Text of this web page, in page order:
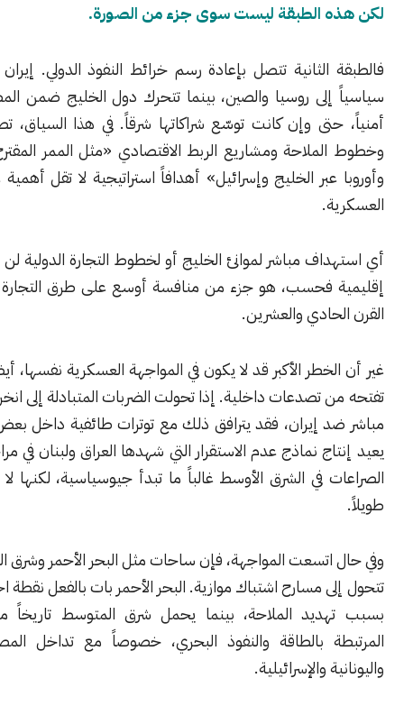
الطبقة ليست سوى جزء من الصورة.
الثانية تتصل بإعادة رسم خرائط النفوذ الدولي. إيران تقف أقرب
روسيا والصين، بينما تتحرك دول الخليج ضمن المظلة الغربية
وإن كانت توسّع شراكاتها شرقاً. في هذا السياق، تصبح الموانئ
ومشاريع الربط الاقتصادي «مثل الممر المقترح بين الهند
عبر الخليج وإسرائيل» أهدافاً استراتيجية لا تقل أهمية عن القواعد
مباشر لموانئ الخليج أو لخطوط التجارة الدولية لن يُقرأ كرسالة
فحسب، هو جزء من منافسة أوسع على طرق التجارة العالمية في
والعشرين.
الأكبر قد لا يكون في المواجهة العسكرية نفسها، أيضاً في ما قد
تصدعات داخلية. إذا تحولت الضربات المتبادلة إلى انخراط خليجي
إيران، فقد يترافق ذلك مع توترات طائفية داخل بعض الدول، ما
نماذج عدم الاستقرار التي شهدها العراق ولبنان في مراحل سابقة.
في الشرق الأوسط غالباً ما تبدأ جيوسياسية، لكنها لا تبقى كذلك
اتسعت المواجهة، فإن ساحات مثل البحر الأحمر وشرق المتوسط قد
مسارح اشتباك موازية. البحر الأحمر بات بالفعل نقطة احتكاك دولي
الملاحة، بينما يحمل شرق المتوسط تاريخاً من التوترات
بالطاقة والنفوذ البحري، خصوصاً مع تداخل المصالح التركية
والإسرائيلية.